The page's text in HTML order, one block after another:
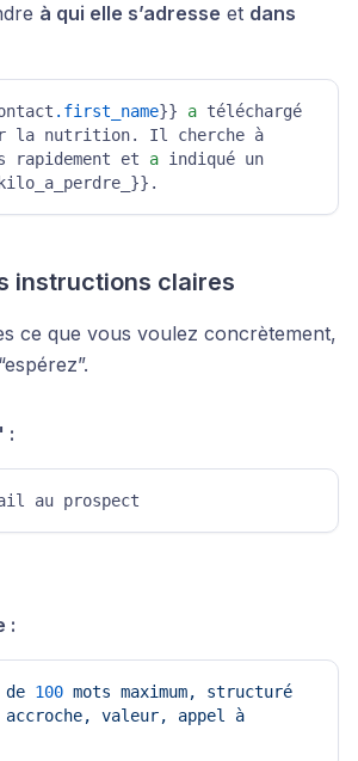
à qui elle s’adresse et dans
.first_name}} a téléchargé
la nutrition. Il cherche à
rapidement et a indiqué un
instructions claires
ce que vous voulez concrètement,
:
au prospect
:
de 100 mots maximum,
structuré
accroche, valeur, appel
à